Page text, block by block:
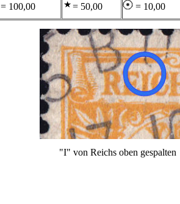
= 100,00 = 50,00 = 10,00
"I" von Reichs oben gespalten